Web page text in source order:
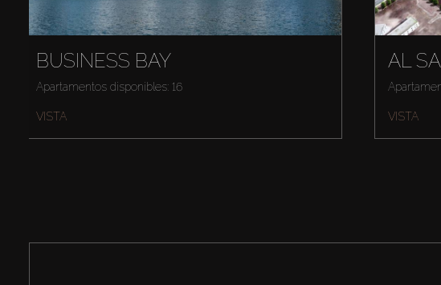
BUSINESS BAY
Apartamentos disponibles: 16
VISTA
AL
VISTA